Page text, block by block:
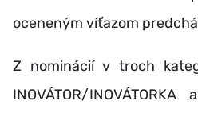
oceneným víťazom
Z nominácií v troch
INOVÁTOR/